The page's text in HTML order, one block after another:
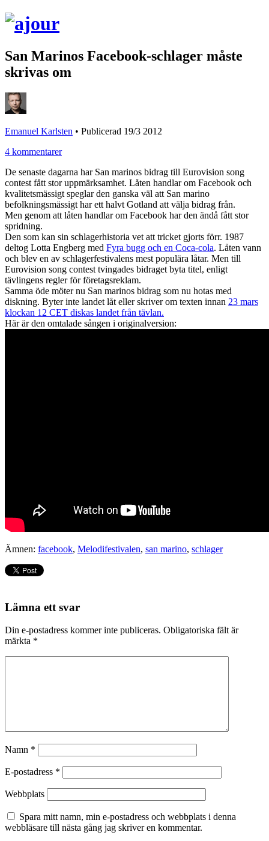
San Marinos Facebook-schlager måste
skrivas om
Emanuel Karlsten • Publicerad 19/3 2012
4 kommentarer
De senaste dagarna har San marinos bidrag till Eurovision song
contest fått stor uppmärksamhet. Låten handlar om Facebook och
kvalitetsmässigt speglar den ganska väl att San marino
befolkningsmässigt har ett halvt Gotland att välja bidrag från.
Men genom att låten handlar om Facebook har den ändå fått stor
spridning.
Den som kan sin schlagerhistoria vet att tricket gjorts förr. 1987
deltog Lotta Engberg med Fyra bugg och en Coca-cola. Låten vann
och blev en av schlagerfestivalens mest populära låtar. Men till
Eurovision song contest tvingades bidraget byta titel, enligt
tävlingens regler för företagsreklam.
Samma öde möter nu San marinos bidrag som nu hotas med
diskning. Byter inte landet låt eller skriver om texten innan 23 mars
klockan 12 CET diskas landet från tävlan.
Här är den omtalade sången i originalversion:
Ämnen: facebook, Melodifestivalen, san marino, schlager
Lämna ett svar
Din e-postadress kommer inte publiceras. Obligatoriska fält är
märkta *
Namn *
E-postadress *
Webbplats
Spara mitt namn, min e-postadress och webbplats i denna
webbläsare till nästa gång jag skriver en kommentar.